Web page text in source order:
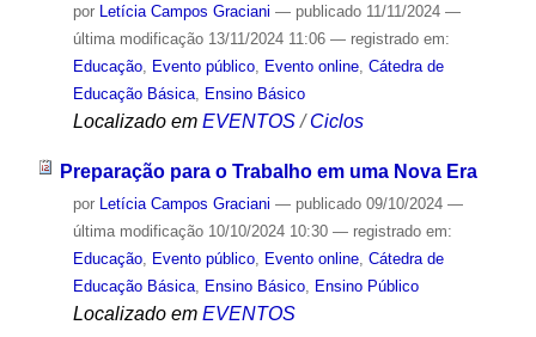
por Letícia Campos Graciani — publicado11/11/2024 —
última modificação13/11/2024 11:06 — registrado em:
Educação, Evento público, Evento online, Cátedra de
Educação Básica, Ensino Básico
Localizado em EVENTOS /Ciclos
Preparação para o Trabalho em uma Nova Era
por Letícia Campos Graciani — publicado09/10/2024 —
última modificação10/10/2024 10:30 — registrado em:
Educação, Evento público, Evento online, Cátedra de
Educação Básica, Ensino Básico, Ensino Público
Localizado em EVENTOS